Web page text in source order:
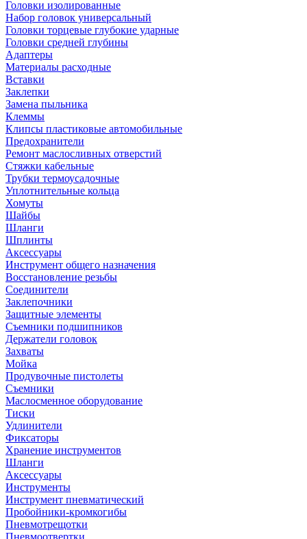
Головки изолированные
Набор головок универсальный
Головки торцевые глубокие ударные
Головки средней глубины
Адаптеры
Материалы расходные
Вставки
Заклепки
Замена пыльника
Клеммы
Клипсы пластиковые автомобильные
Предохранители
Ремонт маслосливных отверстий
Стяжки кабельные
Трубки термоусадочные
Уплотнительные кольца
Хомуты
Шайбы
Шланги
Шплинты
Аксессуары
Инструмент общего назначения
Восстановление резьбы
Соединители
Заклепочники
Защитные элементы
Съемники подшипников
Держатели головок
Захваты
Мойка
Продувочные пистолеты
Съемники
Маслосменное оборудование
Тиски
Удлинители
Фиксаторы
Хранение инструментов
Шланги
Аксессуары
Инструменты
Инструмент пневматический
Пробойники-кромкогибы
Пневмотрещотки
Пневмоотвертки